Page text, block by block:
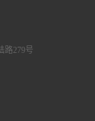
路279号